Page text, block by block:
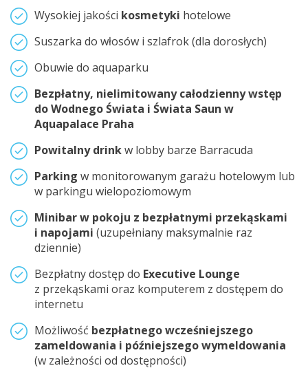
Wysokiej jakości kosmetyki hotelowe
Suszarka do włosów i szlafrok (dla dorosłych)
Obuwie do aquaparku
Bezpłatny, nielimitowany całodzienny wstęp
do Wodnego Świata i Świata Saun w
Aquapalace Praha
Powitalny drinkw lobby barze Barracuda
Parking w monitorowanym garażu hotelowym lub
w parkingu wielopoziomowym
Minibar w pokoju z bezpłatnymi przekąskami
i napojami (uzupełniany maksymalnie raz
dziennie)
Bezpłatny dostęp do Executive Lounge
z przekąskami oraz komputerem z dostępem do
internetu
Możliwość bezpłatnego wcześniejszego
zameldowania i późniejszego wymeldowania
(w zależności od dostępności)